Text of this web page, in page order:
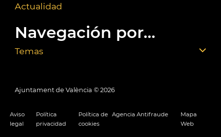
Actualidad
Navegación por...
Temas
Ajuntament de València © 2026
Aviso
legal
Política
privacidad
Política de
cookies
Agencia Antifraude
Mapa
Web